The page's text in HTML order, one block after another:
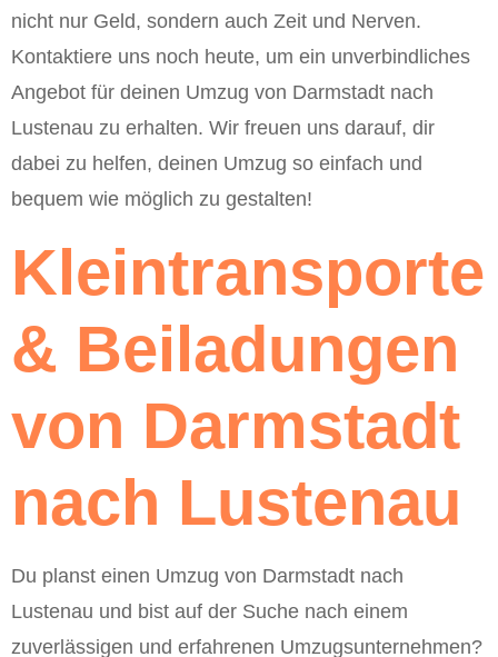
nicht nur Geld, sondern auch Zeit und Nerven.
Kontaktiere uns noch heute, um ein unverbindliches
Angebot für deinen Umzug von Darmstadt nach
Lustenau zu erhalten. Wir freuen uns darauf, dir
dabei zu helfen, deinen Umzug so einfach und
bequem wie möglich zu gestalten!
Kleintransporte
& Beiladungen
von Darmstadt
nach Lustenau
Du planst einen Umzug von Darmstadt nach
Lustenau und bist auf der Suche nach einem
zuverlässigen und erfahrenen Umzugsunternehmen?